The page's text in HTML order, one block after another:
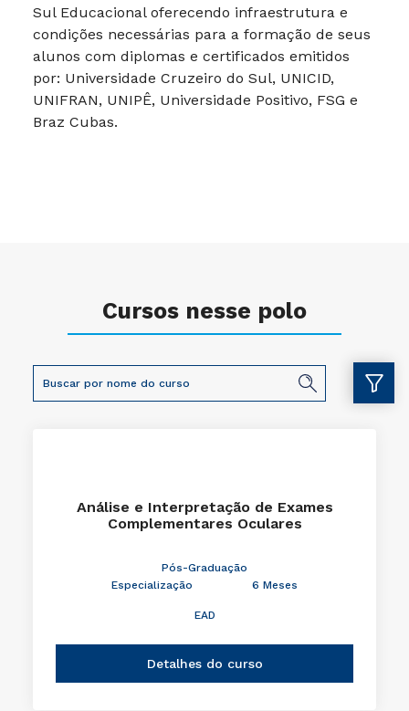
Sul Educacional oferecendo infraestrutura e
condições necessárias para a formação de seus
alunos com diplomas e certificados emitidos
por: Universidade Cruzeiro do Sul, UNICID,
UNIFRAN, UNIPÊ, Universidade Positivo, FSG e
Braz Cubas.
Cursos nesse polo
Análise e Interpretação de Exames
Complementares Oculares
Pós-Graduação
Especialização
6 Meses
EAD
Detalhes do curso